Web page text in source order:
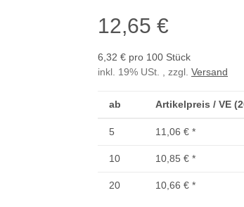
12,65 €
6,32 € pro 100 Stück
inkl. 19% USt. , zzgl. Versand
ab Artikelpreis / VE
5 11,06 € *
10 10,85 € *
20 10,66 € *